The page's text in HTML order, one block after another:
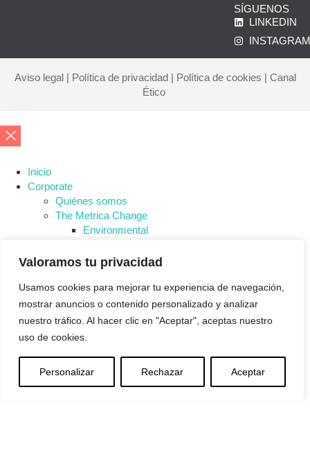
Valoramos tu privacidad
Usamos cookies para mejorar tu experiencia de navegación,
mostrar anuncios o contenido personalizado y analizar
nuestro tráfico. Al hacer clic en "Aceptar", aceptas nuestro
uso de cookies.
Personalizar Rechazar Aceptar
SÍGUENOS
LINKEDIN
Aviso legal| Política de privacidad| Política de cookies | Canal
Ético
Inicio
Corporate
Quiénes somos
The Metrica Change
Environmental
Governance
Consultoría y Proyectos IA
IT Staffing
Servicios Gestionados
Consultoría IT
People 360
Nova Ética
METRICA LAB